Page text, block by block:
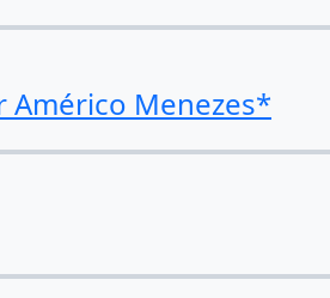
Américo Menezes*